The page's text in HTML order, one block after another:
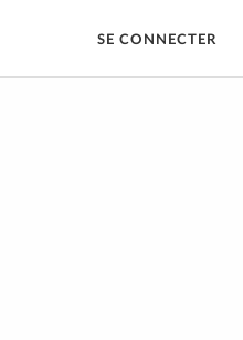
SE CONNECTER